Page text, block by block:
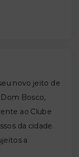
novo jeito de
Bosco,
ao Clube
da cidade.
a